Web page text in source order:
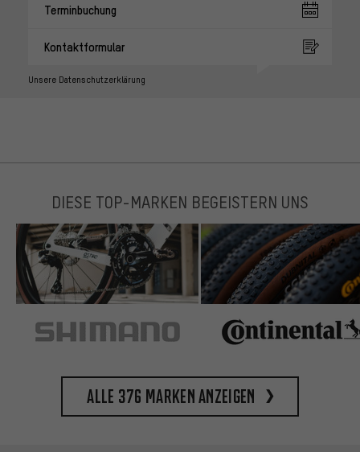
Terminbuchung
Kontaktformular
Unsere Datenschutzerklärung
DIESE TOP-MARKEN BEGEISTERN UNS
Alle 376 Marken anzeigen